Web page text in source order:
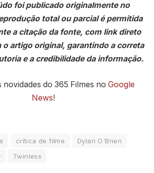
foi publicado originalmente no
total ou parcial é permitida
a citação da fonte, com link direto
o artigo original, garantindo a correta
e a credibilidade da informação.
novidades do 365 Filmes no Google
News!
crítica de filme
Dylan O'Brien
Twinless